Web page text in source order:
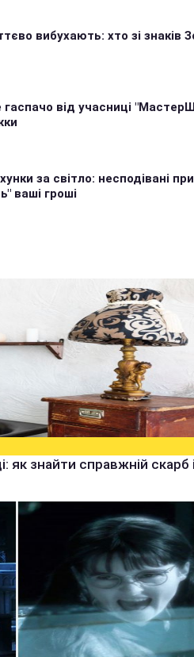
вибухають: хто зі знаків
гаспачо від учасниці
за світло: несподівані
ваші гроші
як знайти справжній скарб